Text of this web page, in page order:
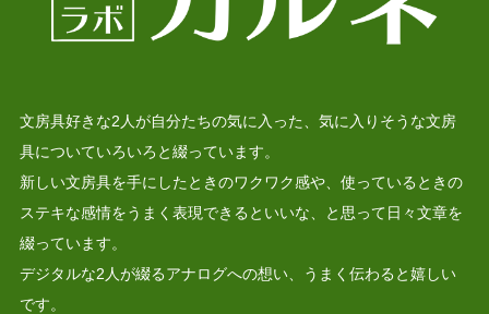
文房具好きな2人が自分たちの気に入った、気に入りそうな文房
具についていろいろと綴っています。
新しい文房具を手にしたときのワクワク感や、使っているときの
ステキな感情をうまく表現できるといいな、と思って日々文章を
綴っています。
デジタルな2人が綴るアナログへの想い、うまく伝わると嬉しい
です。